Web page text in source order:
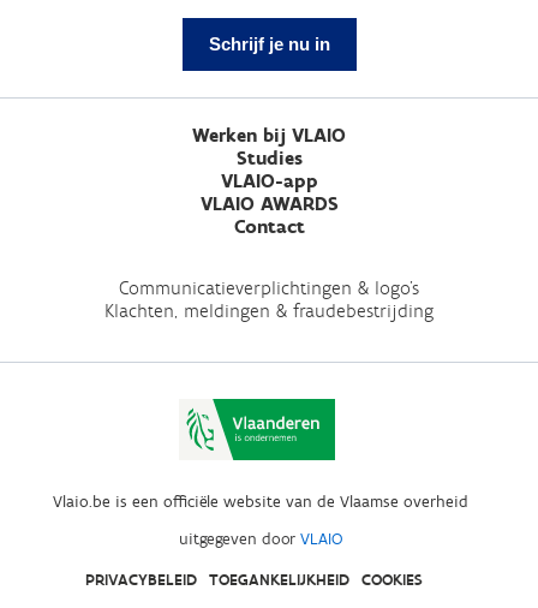
Schrijf je nu in
Werken bij VLAIO
Studies
VLAIO-app
VLAIO AWARDS
Contact
Communicatieverplichtingen & logo's
Klachten, meldingen & fraudebestrijding
Vlaio.be is een officiële website van de Vlaamse overheid
uitgegeven door VLAIO
PRIVACYBELEID TOEGANKELIJKHEID COOKIES